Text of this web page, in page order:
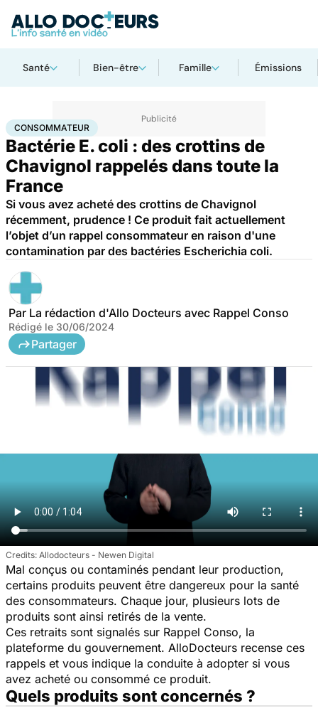
Santé Bien-être Famille Émissions
AccueilSantéConsommateur
CONSOMMATEUR
Bactérie E. coli : des crottins de
Chavignol rappelés dans toute la
France
Si vous avez acheté des crottins de Chavignol
récemment, prudence ! Ce produit fait actuellement
l’objet d’un rappel consommateur en raison d'une
contamination par des bactéries Escherichia coli.
Par La rédaction d'Allo Docteurs avec Rappel Conso
Rédigé le 30/06/2024
Partager
Allodocteurs - Newen Digital
Mal conçus ou contaminés pendant leur production,
certains produits peuvent être dangereux pour la santé
des consommateurs. Chaque jour, plusieurs lots de
produits sont ainsi retirés de la vente.
Ces retraits sont signalés sur Rappel Conso, la
plateforme du gouvernement. AlloDocteurs recense ces
rappels et vous indique la conduite à adopter si vous
avez acheté ou consommé ce produit.
Quels produits sont concernés ?